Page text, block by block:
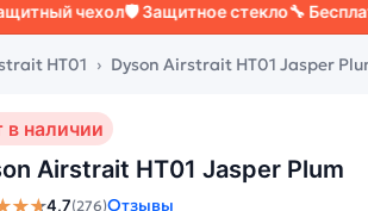
чехол🛡️ Защитное стекло🔧 Бесплатная
HT01 Dyson Airstrait HT01 Jasper
в наличии
Airstrait HT01 Jasper Plum
4,7(276)Отзывы